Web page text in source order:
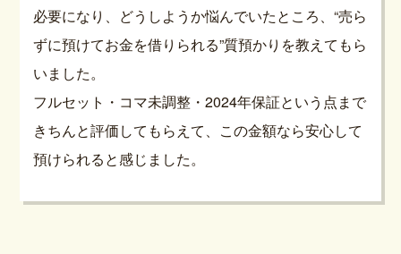
必要になり、どうしようか悩んでいたところ、“売ら
ずに預けてお金を借りられる”質預かりを教えてもら
いました。
フルセット・コマ未調整・2024年保証という点まで
きちんと評価してもらえて、この金額なら安心して
預けられると感じました。